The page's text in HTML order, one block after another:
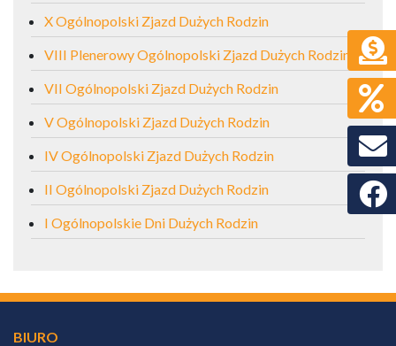
X Ogólnopolski Zjazd Dużych Rodzin
VIII Plenerowy Ogólnopolski Zjazd Dużych Rodzin
VII Ogólnopolski Zjazd Dużych Rodzin
V Ogólnopolski Zjazd Dużych Rodzin
IV Ogólnopolski Zjazd Dużych Rodzin
II Ogólnopolski Zjazd Dużych Rodzin
I Ogólnopolskie Dni Dużych Rodzin
BIURO